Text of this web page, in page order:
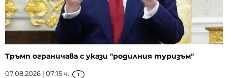
Тръмп ограничава с укази "родилния туризъм"
07.08.2026 | 07:15 ч. 1